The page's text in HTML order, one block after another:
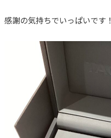
感謝の気持ちでいっぱいです！